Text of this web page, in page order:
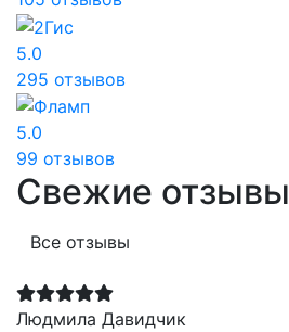
5.0
295 отзывов
5.0
99 отзывов
Свежие отзывы
Все отзывы
Людмила Давидчик